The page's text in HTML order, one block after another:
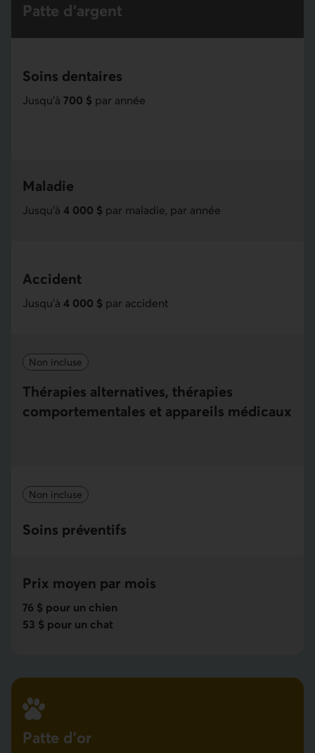
Patte d'argent
Soins dentaires
Jusqu'à 700 $ par année
Maladie
Jusqu'à 4 000 $ par maladie, par année
Accident
Jusqu'à 4 000 $ par accident
Non incluse
Thérapies alternatives, thérapies
comportementales et appareils médicaux
Soins préventifs
Non incluse
Prix moyen par mois
76 $ pour un chien
53 $ pour un chat
Patte d'or